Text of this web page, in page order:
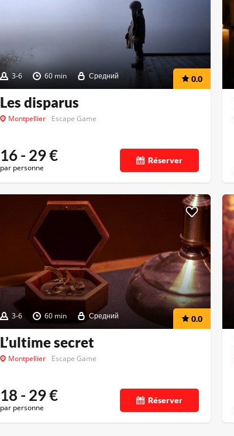
3-6 60 min Средний 0.0
Les disparus
Montpellier Escape Game
16 - 29€
par personne
Réserver
3-6 60 min Средний 0.0
L’ultime secret
Montpellier Escape Game
18 - 29€
par personne
Réserver